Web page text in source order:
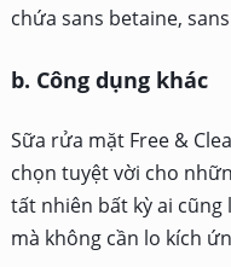
chứa sans betaine,
b. Công dụng khác
Sữa rửa mặt Free &
chọn tuyệt vời cho
tất nhiên bất kỳ ai
mà không cần lo kích